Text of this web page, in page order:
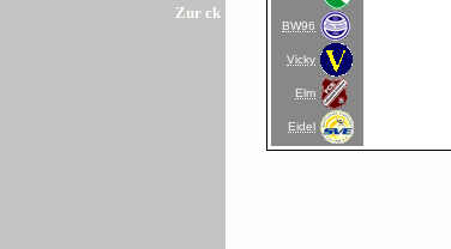
Zur ck
BW96
Vicky
Elm
Eidel